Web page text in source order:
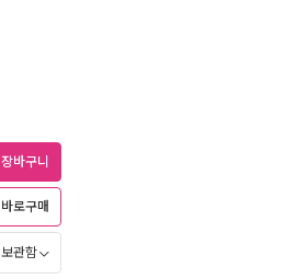
장바구니
바로구매
보관함